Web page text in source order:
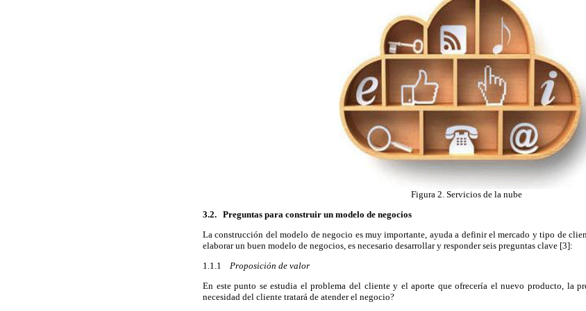
Figura 2. Servicios de la nube
3.2. Preguntas para construir un modelo de negocios
La construcción del modelo de negocio es muy importante, ayuda a definir el mercado y tipo de
elaborar un buen modelo de negocios, es necesario desarrollar y responder seis preguntas clave [3]:
1.1.1 Proposición de valor
En este punto se estudia el problema del cliente y el aporte que ofrecería el nuevo producto, la
necesidad del cliente tratará de atender el negocio?